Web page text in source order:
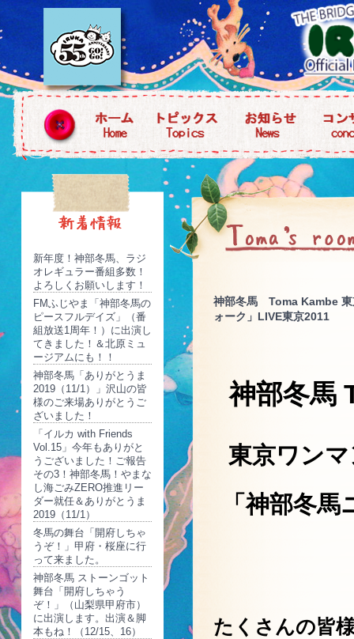
新年度！神部冬馬、ラジ
オレギュラー番組多数！
よろしくお願いします！
FMふじやま「神部冬馬の
ピースフルデイズ」（番
組放送1周年！）に出演し
てきました！＆北原ミュ
ージアムにも！！
神部冬馬「ありがとうま
2019（11/1）」沢山の皆
様のご来場ありがとうご
ざいました！
「イルカ with Friends
Vol.15」今年もありがと
うございました！ご報告
その3！神部冬馬！やまな
し海ごみZERO推進リー
ダー就任＆ありがとうま
2019（11/1）
冬馬の舞台「開府しちゃ
うぞ！」甲府・桜座に行
って来ました。
神部冬馬 ストーンゴット
舞台「開府しちゃう
ぞ！」（山梨県甲府市）
に出演します。出演＆脚
本もね！（12/15、16）
神部冬馬 Toma Kambe 東
ォーク」LIVE東京2011
神部冬馬
東京ワン
「神部冬
たくさんの皆